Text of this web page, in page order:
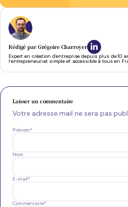
Rédigé par Grégoire Charroyer
Expert en création d’entreprise depuis plus de 10
l’entrepreneuriat simple et accessible à tous en
Laisser un commentaire
Votre adresse mail ne sera pas
Prénom*
Nom
E-mail*
Commentaire*